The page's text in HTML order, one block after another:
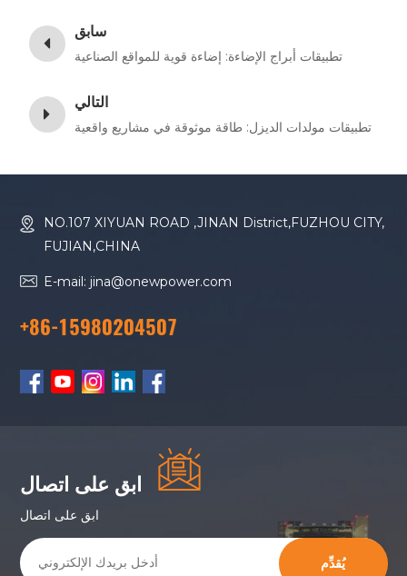
سابق
تطبيقات أبراج الإضاءة: إضاءة قوية للمواقع الصناعية
التالي
تطبيقات مولدات الديزل: طاقة موثوقة في مشاريع واقعية
NO.107 XIYUAN ROAD ,JINAN District,FUZHOU CITY,
FUJIAN,CHINA
E-mail: jina@onewpower.com
+86-15980204507
ابق على اتصال
ابق على اتصال
يُقدِّم